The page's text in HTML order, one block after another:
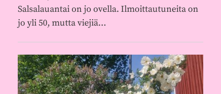
Salsalauantai on jo ovella. Ilmoittautuneita on
jo yli 50, mutta viejiä…